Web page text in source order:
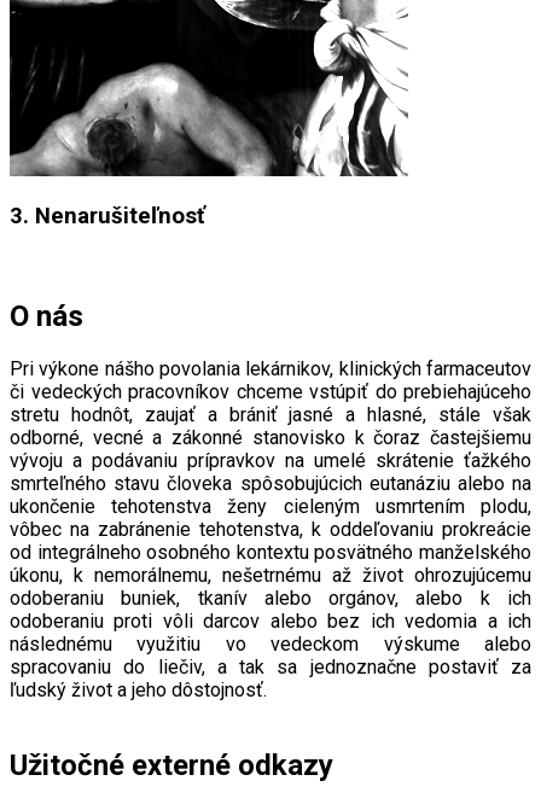
3. Nenarušiteľnosť
O nás
Pri výkone nášho povolania lekárnikov, klinických farmaceutov
či vedeckých pracovníkov chceme vstúpiť do prebiehajúceho
stretu hodnôt, zaujať a brániť jasné a hlasné, stále však
odborné, vecné a zákonné stanovisko k čoraz častejšiemu
vývoju a podávaniu prípravkov na umelé skrátenie ťažkého
smrteľného stavu človeka spôsobujúcich eutanáziu alebo na
ukončenie tehotenstva ženy cieleným usmrtením plodu,
vôbec na zabránenie tehotenstva, k oddeľovaniu prokreácie
od integrálneho osobného kontextu posvätného manželského
úkonu, k nemorálnemu, nešetrnému až život ohrozujúcemu
odoberaniu buniek, tkanív alebo orgánov, alebo k ich
odoberaniu proti vôli darcov alebo bez ich vedomia a ich
následnému využitiu vo vedeckom výskume alebo
spracovaniu do liečiv, a tak sa jednoznačne postaviť za
ľudský život a jeho dôstojnosť.
Užitočné externé odkazy